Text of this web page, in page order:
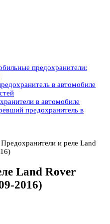
предохранители:
в автомобиле
в автомобиле
предохранитель в
Предохранители и реле Land
Land Rover
2016)